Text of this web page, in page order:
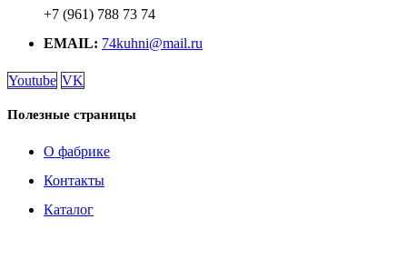
+7 (961) 788 73 74
EMAIL: 74kuhni@mail.ru
Youtube VK
Полезные страницы
О фабрике
Контакты
Каталог